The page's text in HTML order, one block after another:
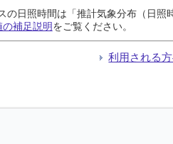
西北西
/// /// 1.7 西
西北西
/// /// 1.7 西
西北西
/// /// 1.7 西
西北西
/// /// 1.7 西
の日照時間は「推計気象分布（日
補足説明をご覧ください。
利用される